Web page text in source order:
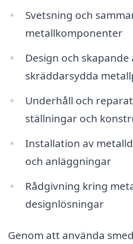
Svetsning och
metallkomponenter
Design och skapande
skräddarsydda
Underhåll och
ställningar och
Installation av
och anläggningar
Rådgivning kring
designlösningar
Genom att använda